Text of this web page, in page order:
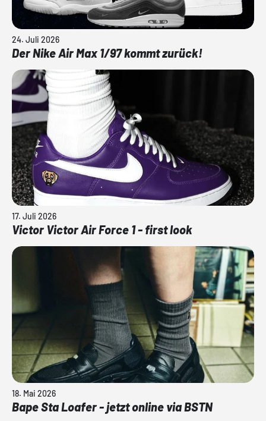
24. Juli 2026
Der Nike Air Max 1/97 kommt zurück!
17. Juli 2026
Victor Victor Air Force 1 - first look
18. Mai 2026
Bape Sta Loafer - jetzt online via BSTN